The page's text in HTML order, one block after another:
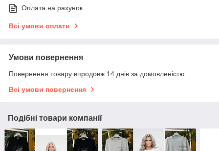
Оплата на рахунок
Всі умови оплати
Умови повернення
Повернення товару впродовж 14 днів за домовленістю
Всі умови повернення
Подібні товари компанії